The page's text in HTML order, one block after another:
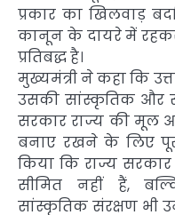
प्रकार का खिलवाड़
कानून के दायरे में
प्रतिबद्ध है।
मुख्यमंत्री ने कहा कि
उसकी सांस्कृतिक और
सरकार राज्य की मूल
बनाए रखने के लिए पूरी
किया कि राज्य
सीमित नहीं हैं,
सांस्कृतिक संरक्षण भी